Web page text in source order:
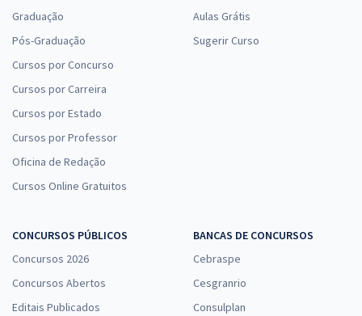
Graduação
Pós-Graduação
Cursos por Concurso
Cursos por Carreira
Cursos por Estado
Cursos por Professor
Oficina de Redação
Cursos Online Gratuitos
Aulas Grátis
Sugerir Curso
CONCURSOS PÚBLICOS
Concursos 2026
Concursos Abertos
Editais Publicados
BANCAS DE CONCURSOS
Cebraspe
Cesgranrio
Consulplan